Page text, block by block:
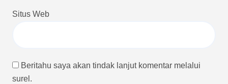
Situs Web
Beritahu saya akan tindak lanjut komentar melalui
surel.